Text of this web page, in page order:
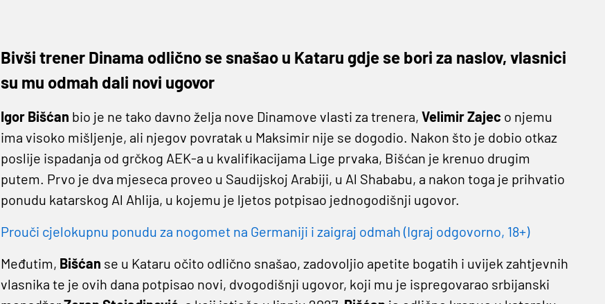
Bivši trener Dinama odlično se snašao u Kataru gdje se bori za naslov, vlasnici
su mu odmah dali novi ugovor
Igor Bišćan bio je ne tako davno želja nove Dinamove vlasti za trenera, Velimir Zajec o njemu
ima visoko mišljenje, ali njegov povratak u Maksimir nije se dogodio. Nakon što je dobio otkaz
poslije ispadanja od grčkog AEK-a u kvalifikacijama Lige prvaka, Bišćan je krenuo drugim
putem. Prvo je dva mjeseca proveo u Saudijskoj Arabiji, u Al Shababu, a nakon toga je prihvatio
ponudu katarskog Al Ahlija, u kojemu je ljetos potpisao jednogodišnji ugovor.
Prouči cjelokupnu ponudu za nogomet na Germaniji i zaigraj odmah (Igraj odgovorno, 18+)
Međutim, Bišćan se u Kataru očito odlično snašao, zadovoljio apetite bogatih i uvijek zahtjevnih
vlasnika te je ovih dana potpisao novi, dvogodišnji ugovor, koji mu je ispregovarao srbijanski